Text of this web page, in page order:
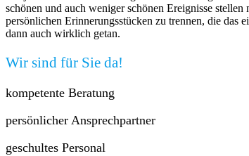
schönen und auch weniger schönen Ereignisse
persönlichen Erinnerungsstücken zu trennen, die das
dann auch wirklich getan.
Wir sind für Sie da!
kompetente Beratung
persönlicher Ansprechpartner
geschultes Personal